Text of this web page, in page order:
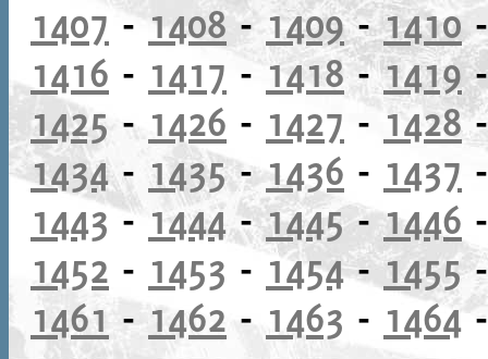
1407 -1408-1409-1410
1416 - 1417 -1418-1419
1425- 1426 - 1427 - 1428
1434- 1435-1436 - 1437
1443- 1444-1445-1446
1452 - 1453 - 1454-1455
1461 -1462 - 1463 - 1464